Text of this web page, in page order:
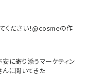
ください！@cosmeの作
に寄り添うマーケティン
んに聞いてきた